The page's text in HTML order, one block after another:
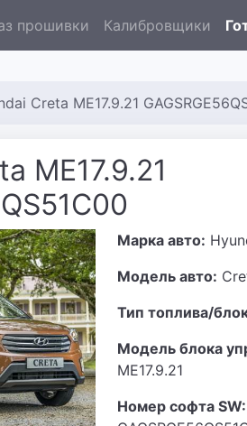
прошивки Калибровщики
Creta ME17.9.21
ME17.9.21
Марка авто:
Модель авто:
Тип топлива/
Модель блока
ME17.9.21
Номер софта SW: